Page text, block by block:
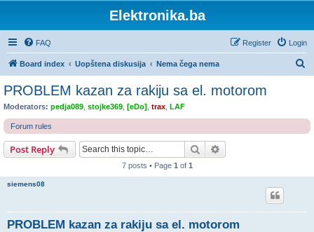
Elektronika.ba
FAQ Login
Register
Board index Uopštena diskusija Nema čega nema
c
PROBLEM kazan za rakiju sa el. motorom
Moderators: pedja089 stojke369 [eDo] trax LAF
Forum rules
Post Reply Search
7 posts • Page 1 of 1
siemens08
PROBLEM kazan za rakiju sa el. motorom